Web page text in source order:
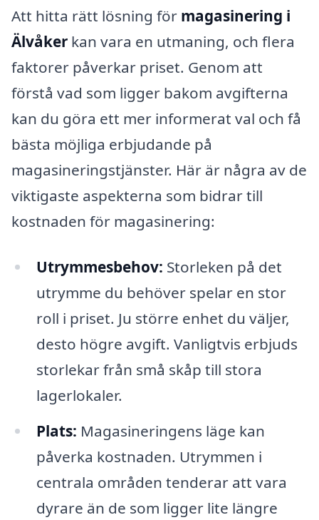
Att hitta rätt lösning för magasinering i
Älvåker kan vara en utmaning, och flera
faktorer påverkar priset. Genom att
förstå vad som ligger bakom avgifterna
kan du göra ett mer informerat val och få
bästa möjliga erbjudande på
magasineringstjänster. Här är några av de
viktigaste aspekterna som bidrar till
kostnaden för magasinering:
Utrymmesbehov: Storleken på det
utrymme du behöver spelar en stor
roll i priset. Ju större enhet du väljer,
desto högre avgift. Vanligtvis erbjuds
storlekar från små skåp till stora
lagerlokaler.
Plats: Magasineringens läge kan
påverka kostnaden. Utrymmen i
centrala områden tenderar att vara
dyrare än de som ligger lite längre